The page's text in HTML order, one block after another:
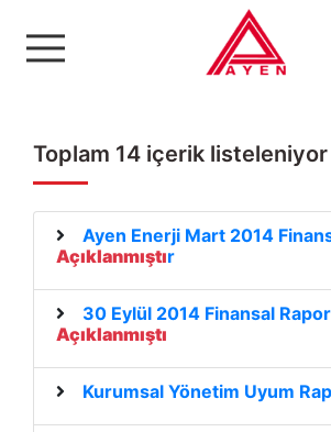
Ayen Enerji A.Ş
Toplam 14 içerik listeleniyor
Ayen Enerji Mart 2014
Açıklanmıştır
30 Eylül 2014 Finansal
Açıklanmıştı
Kurumsal Yönetim Uyum